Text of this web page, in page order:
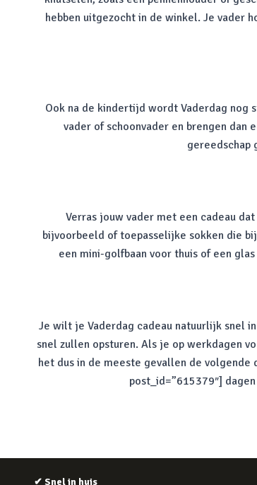
hebben uitgezocht in de winkel. Je vader
Ook na de kindertijd wordt Vaderdag nog
vader of schoonvader en brengen dan
gereedschap
Verras jouw vader met een cadeau
bijvoorbeeld of toepasselijke sokken die
een mini-golfbaan voor thuis of een
Je wilt je Vaderdag cadeau natuurlijk snel
snel zullen opsturen. Als je op werkdagen
het dus in de meeste gevallen de volgende
post_id=”615379″]
✔ Snel in huis